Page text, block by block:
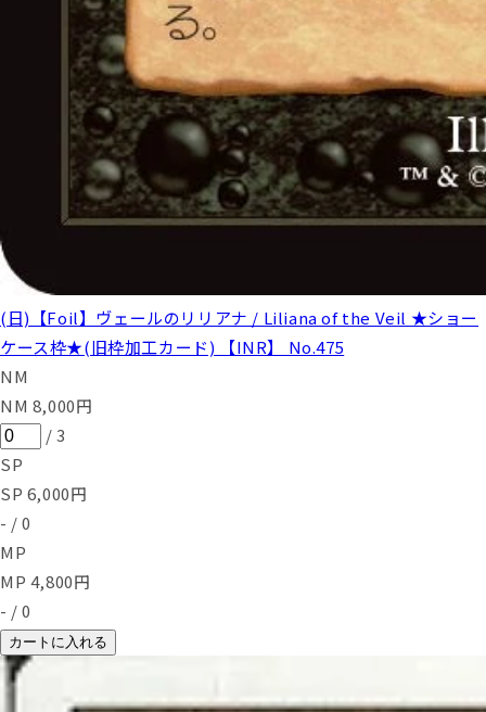
(日)【Foil】ヴェールのリリアナ / Liliana of the Veil ★ショー
ケース枠★(旧枠加工カード) 【INR】 No.475
NM
NM 8,000円
/3
SP
SP 6,000円
- / 0
MP
MP 4,800円
- / 0
カートに入れる